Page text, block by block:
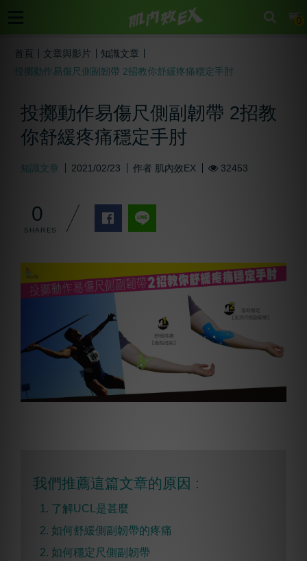
0
首頁 文章與影片
知識文章
投擲動作易傷尺側副韌帶 2招教你舒緩疼痛穩定手肘
投擲動作易傷尺側副韌帶 2招教
你舒緩疼痛穩定手肘
知識文章 2021/02/23 作者 肌內效EX 32453
0
我們推薦這篇文章的原因 :
1. 了解UCL是甚麼
2. 如何舒緩側副韌帶的疼痛
2. 如何穩定尺側副韌帶